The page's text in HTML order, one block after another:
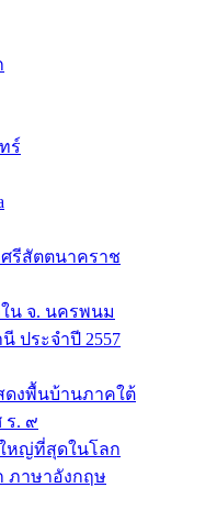
ร์
รีสัตตนาคราช
น จ. นครพนม
ประจำปี 2557
ดงพื้นบ้านภาคใต้
ร. ๙
หญ่ที่สุดในโลก
ภาษาอังกฤษ